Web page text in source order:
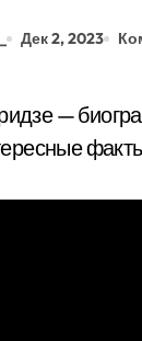
Дек 2, 2023